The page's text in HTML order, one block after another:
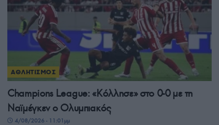
ΑΘΛΗΤΙΣΜΟΣ
Champions League: «Κόλλησε» στο 0-0 με τη
Ναϊμέγκεν ο Ολυμπιακός
4/08/2026 - 11:01μμ